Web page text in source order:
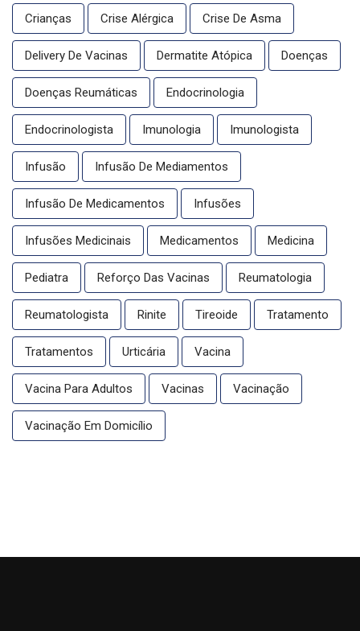
Crianças Crise Alérgica Crise De Asma
Delivery De Vacinas Dermatite Atópica Doenças
Doenças Reumáticas Endocrinologia
Endocrinologista Imunologia Imunologista
Infusão Infusão De Mediamentos
Infusão De Medicamentos Infusões
Infusões Medicinais Medicamentos Medicina
Pediatra Reforço Das Vacinas Reumatologia
Reumatologista Rinite Tireoide Tratamento
Tratamentos Urticária Vacina
Vacina Para Adultos Vacinas Vacinação
Vacinação Em Domicílio